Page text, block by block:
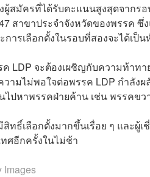
ผู้สมัครที่ได้รับคะแนนสูงสุดจาก
สาขาประจำจังหวัดของพรรค ซึ่
ารเลือกตั้งในรอบที่สองจะได้เป็
LDP จะต้องเผชิญกับความท้าท
ามไม่พอใจต่อพรรค LDP กำลัง
ปหาพรรคฝ่ายค้าน เช่น พรรคข
ทธิ์เลือกตั้งมากขึ้นเรื่อย ๆ และผู้
ทศอีกครั้งในไม่ช้า
Images